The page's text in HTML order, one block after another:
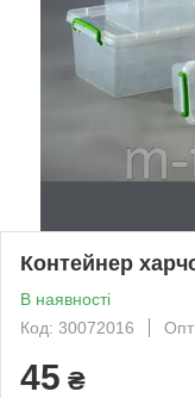
Контейнер
В наявності
Код: 30072016
Опт
45 ₴